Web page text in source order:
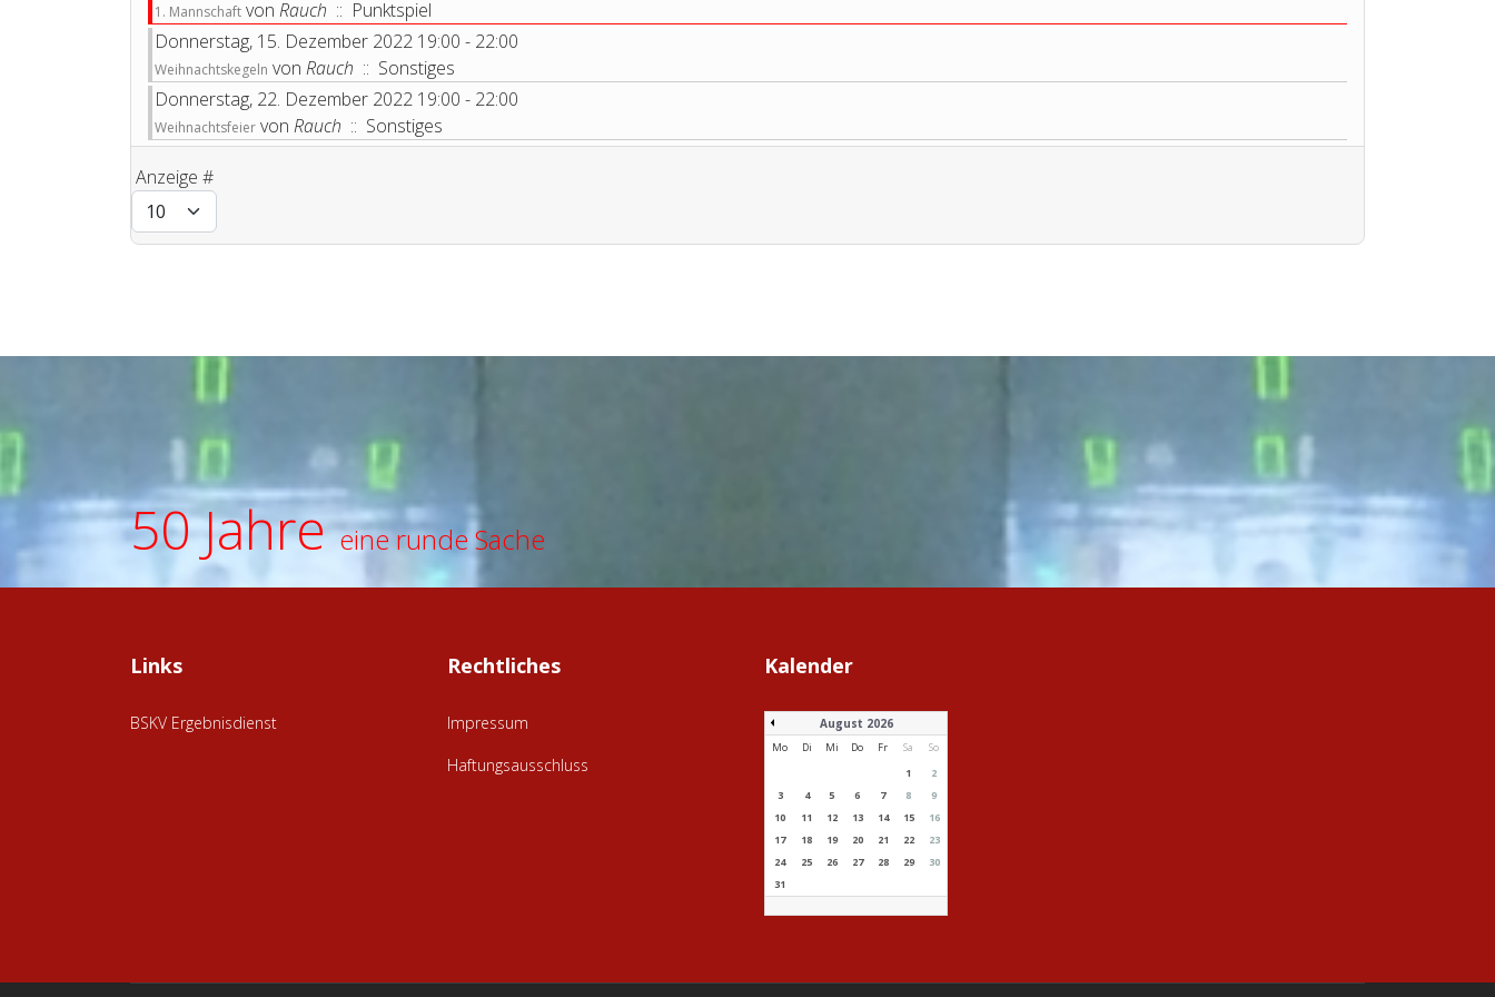
1. Mannschaft von Rauch :: Punktspiel
Donnerstag, 15. Dezember 2022 19:00 - 22:00
Weihnachtskegeln von Rauch :: Sonstiges
Donnerstag, 22. Dezember 2022 19:00 - 22:00
Weihnachtsfeier von Rauch :: Sonstiges
Anzeige #
50 Jahreeine runde Sache
Links
BSKV Ergebnisdienst
Rechtliches
Impressum
Haftungsausschluss
Kalender
August 2026
Mo Di Mi Do Fr Sa
So
1
2
3
4 5 6 7 8
9
10
11 12 13 14 15
16
17
18 19 20 21 22
23
24
25 26 27 28 29
30
31